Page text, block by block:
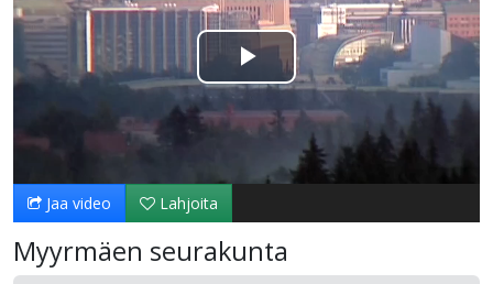
Toista
Video
Jaa video Lahjoita
Myyrmäen seurakunta